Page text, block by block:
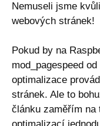
Nemuseli jsme
webových stránek!
Pokud by na
mod_pagespeed
optimalizace
stránek. Ale to
článku zaměřím na